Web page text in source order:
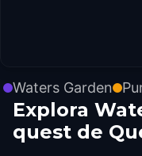
Waters Garden
Explora
quest de